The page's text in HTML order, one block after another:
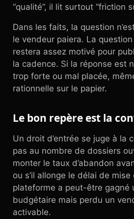
“qualité”, il lit surtout “friction
Dans les faits, la question
le vendeur paiera. La question
restera assez motivé pour
la cadence. Si la réponse est
trop forte ou mal placée,
rationnelle sur le papier.
Le bon repère est la
Un droit d’entrée se juge à la
pas au nombre de dossiers
monter le taux d’abandon
ou s’il allonge le délai de mise
plateforme a peut-être gagné
budgétaire mais perdu un
activable.